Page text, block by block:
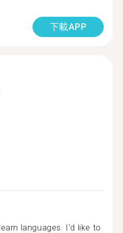
下載APP
languages. I'd like to